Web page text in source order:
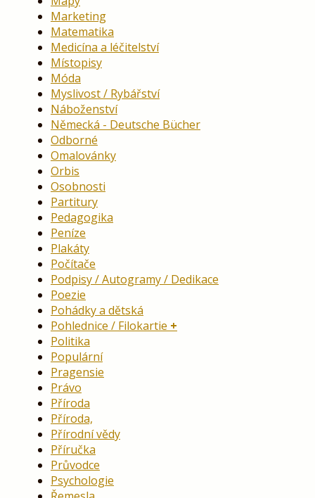
Marketing
Matematika
Medicína a léčitelství
Místopisy
Móda
Myslivost / Rybářství
Náboženství
Německá - Deutsche Bücher
Odborné
Omalovánky
Orbis
Osobnosti
Partitury
Pedagogika
Peníze
Plakáty
Počítače
Podpisy / Autogramy / Dedikace
Poezie
Pohádky a dětská
Pohlednice / Filokartie
Politika
Populární
Pragensie
Právo
Příroda
Příroda,
Přírodní vědy
Příručka
Průvodce
Psychologie